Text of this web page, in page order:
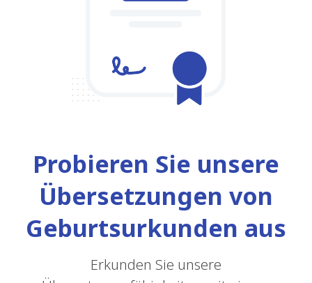
Probieren Sie unsere
Übersetzungen von
Geburtsurkunden aus
Erkunden Sie unsere